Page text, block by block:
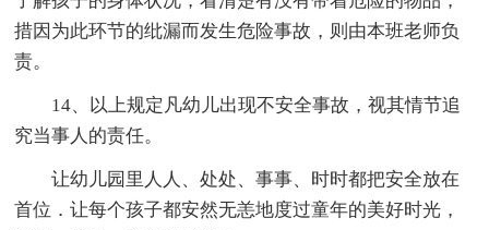
措因为此环节的纰漏而发生危险事故，则由本班老师负
责。
14、以上规定凡幼儿出现不安全事故，视其情节追
究当事人的责任。
让幼儿园里人人、处处、事事、时时都把安全放在
首位．让每个孩子都安然无恙地度过童年的美好时光，